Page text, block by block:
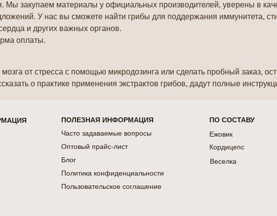
Мы закупаем материалы у официальных производителей, уверены в
У нас вы сможете найти грибы для поддержания иммунитета,
и других важных органов.
оплаты.
от стресса с помощью микродозинга или сделать пробный заказ,
о практике применения экстрактов грибов, дадут полные
ПО СОСТАВУ
Веселка
Кордицепс
Ежовик
Пользовательское соглашение
Политика конфиденциальности
Блог
Оптовый прайс-лист
Часто задаваемые вопросы
ПОЛЕЗНАЯ ИНФОРМАЦИЯ